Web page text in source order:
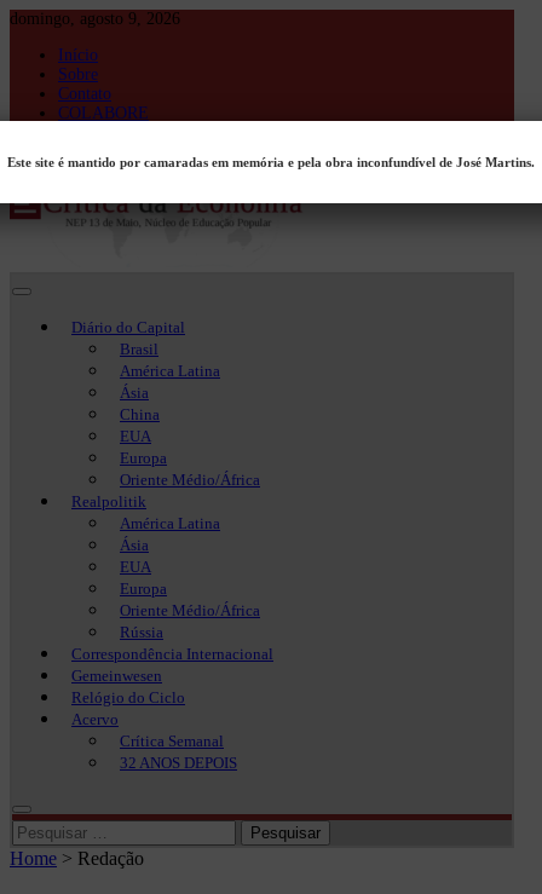
Skip
content
domingo, agosto 9, 2026
Início
Sobre
Contato
COLABORE
Crítica da Economia
Crítica da Economia
Diário do Capital
Brasil
América Latina
Ásia
China
EUA
Europa
Oriente Médio/África
Realpolitik
América Latina
Ásia
EUA
Europa
Oriente Médio/África
Rússia
Correspondência Internacional
Gemeinwesen
Relógio do Ciclo
Acervo
Crítica Semanal
32 ANOS DEPOIS
Pesquisar
por:
Home > Redação
Este site é mantido por camaradas em memória e pela obra inconfundível de José Martins.